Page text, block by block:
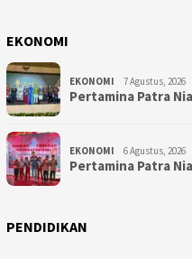
EKONOMI
EKONOMI 7 Agustus, 2026
Pertamina Patra
EKONOMI 6 Agustus, 2026
Pertamina Patra
PENDIDIKAN